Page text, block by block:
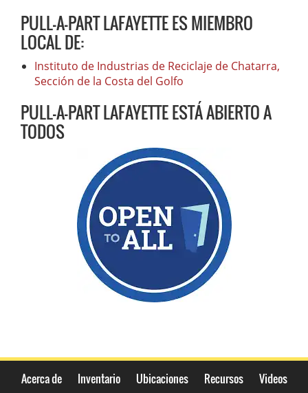
PULL-A-PART LAFAYETTE ES MIEMBRO
LOCAL DE:
Instituto de Industrias de Reciclaje de Chatarra,
Sección de la Costa del Golfo
PULL-A-PART LAFAYETTE ESTÁ ABIERTO A
TODOS
Acerca de Inventario Ubicaciones Recursos Videos